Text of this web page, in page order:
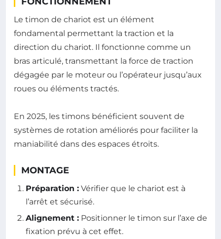
Le timon de chariot est un élément
fondamental permettant la traction et la
direction du chariot. Il fonctionne comme un
bras articulé, transmettant la force de traction
dégagée par le moteur ou l’opérateur jusqu’aux
roues ou éléments tractés.
En 2025, les timons bénéficient souvent de
systèmes de rotation améliorés pour faciliter la
maniabilité dans des espaces étroits.
MONTAGE
Préparation : Vérifier que le chariot est à
l’arrêt et sécurisé.
Alignement : Positionner le timon sur l’axe de
fixation prévu à cet effet.